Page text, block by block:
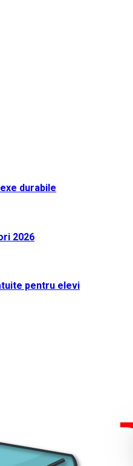
durabile
2026
pentru elevi